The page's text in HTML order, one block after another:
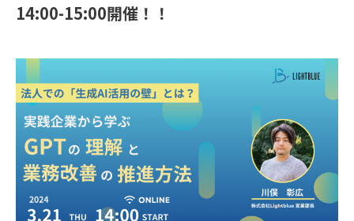
14:00-15:00開催！！